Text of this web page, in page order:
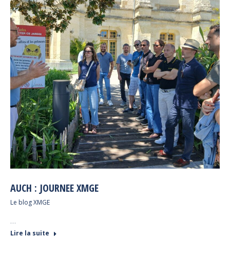
AUCH : JOURNEE XMGE
Le blog XMGE
…
Lire la suite